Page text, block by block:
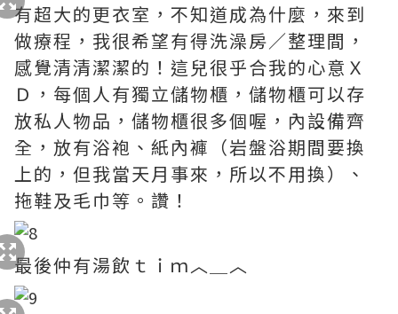
有超大的更衣室，不知道成為什麼，來到
做療程，我很希望有得洗澡房／整理間，
感覺清清潔潔的！這兒很乎合我的心意Ｘ
Ｄ，每個人有獨立儲物櫃，儲物櫃可以存
放私人物品，儲物櫃很多個喔，內設備齊
全，放有浴袍、紙內褲（岩盤浴期間要換
上的，但我當天月事來，所以不用換）、
拖鞋及毛巾等。讚！
最後仲有湯飲ｔｉｍ︿＿︿